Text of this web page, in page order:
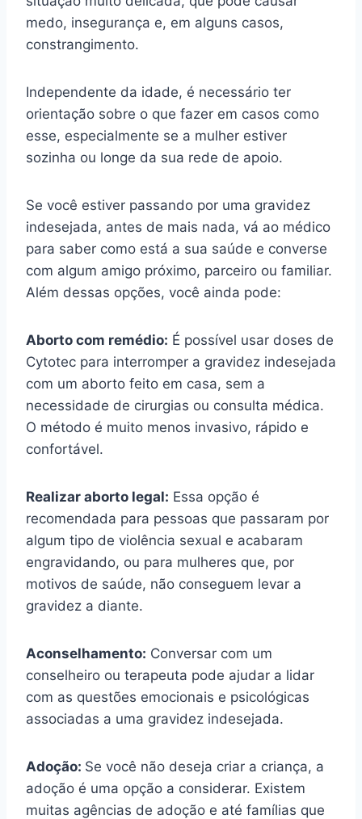
medo, insegurança e, em alguns casos,
constrangimento.
Independente da idade, é necessário ter
orientação sobre o que fazer em casos como
esse, especialmente se a mulher estiver
sozinha ou longe da sua rede de apoio.
Se você estiver passando por uma gravidez
indesejada, antes de mais nada, vá ao médico
para saber como está a sua saúde e converse
com algum amigo próximo, parceiro ou familiar.
Além dessas opções, você ainda pode:
Aborto com remédio: É possível usar doses de
Cytotec para interromper a gravidez indesejada
com um aborto feito em casa, sem a
necessidade de cirurgias ou consulta médica.
O método é muito menos invasivo, rápido e
confortável.
Realizar aborto legal: Essa opção é
recomendada para pessoas que passaram por
algum tipo de violência sexual e acabaram
engravidando, ou para mulheres que, por
motivos de saúde, não conseguem levar a
gravidez a diante.
Aconselhamento: Conversar com um
conselheiro ou terapeuta pode ajudar a lidar
com as questões emocionais e psicológicas
associadas a uma gravidez indesejada.
Adoção: Se você não deseja criar a criança, a
adoção é uma opção a considerar. Existem
muitas agências de adoção e até famílias que